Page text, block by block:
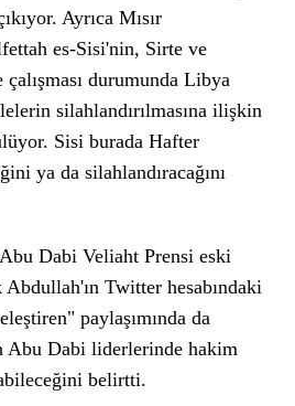
Ayrıca Mısır
es-Sisi'nin, Sirte ve
durumunda Libya
silahlandırılmasına ilişkin
Sisi burada Hafter
ya da silahlandıracağını
Dabi Veliaht Prensi eski
Abdullah'ın Twitter hesabındaki
paylaşımında da
Abu Dabi liderlerinde hakim
belirtti.